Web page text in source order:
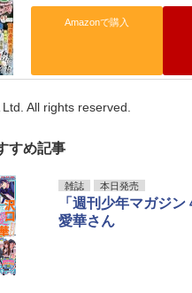
Amazonで購入
All rights reserved.
すめ記事
雑誌 本日発売
「週刊少年マガジ
愛華さん